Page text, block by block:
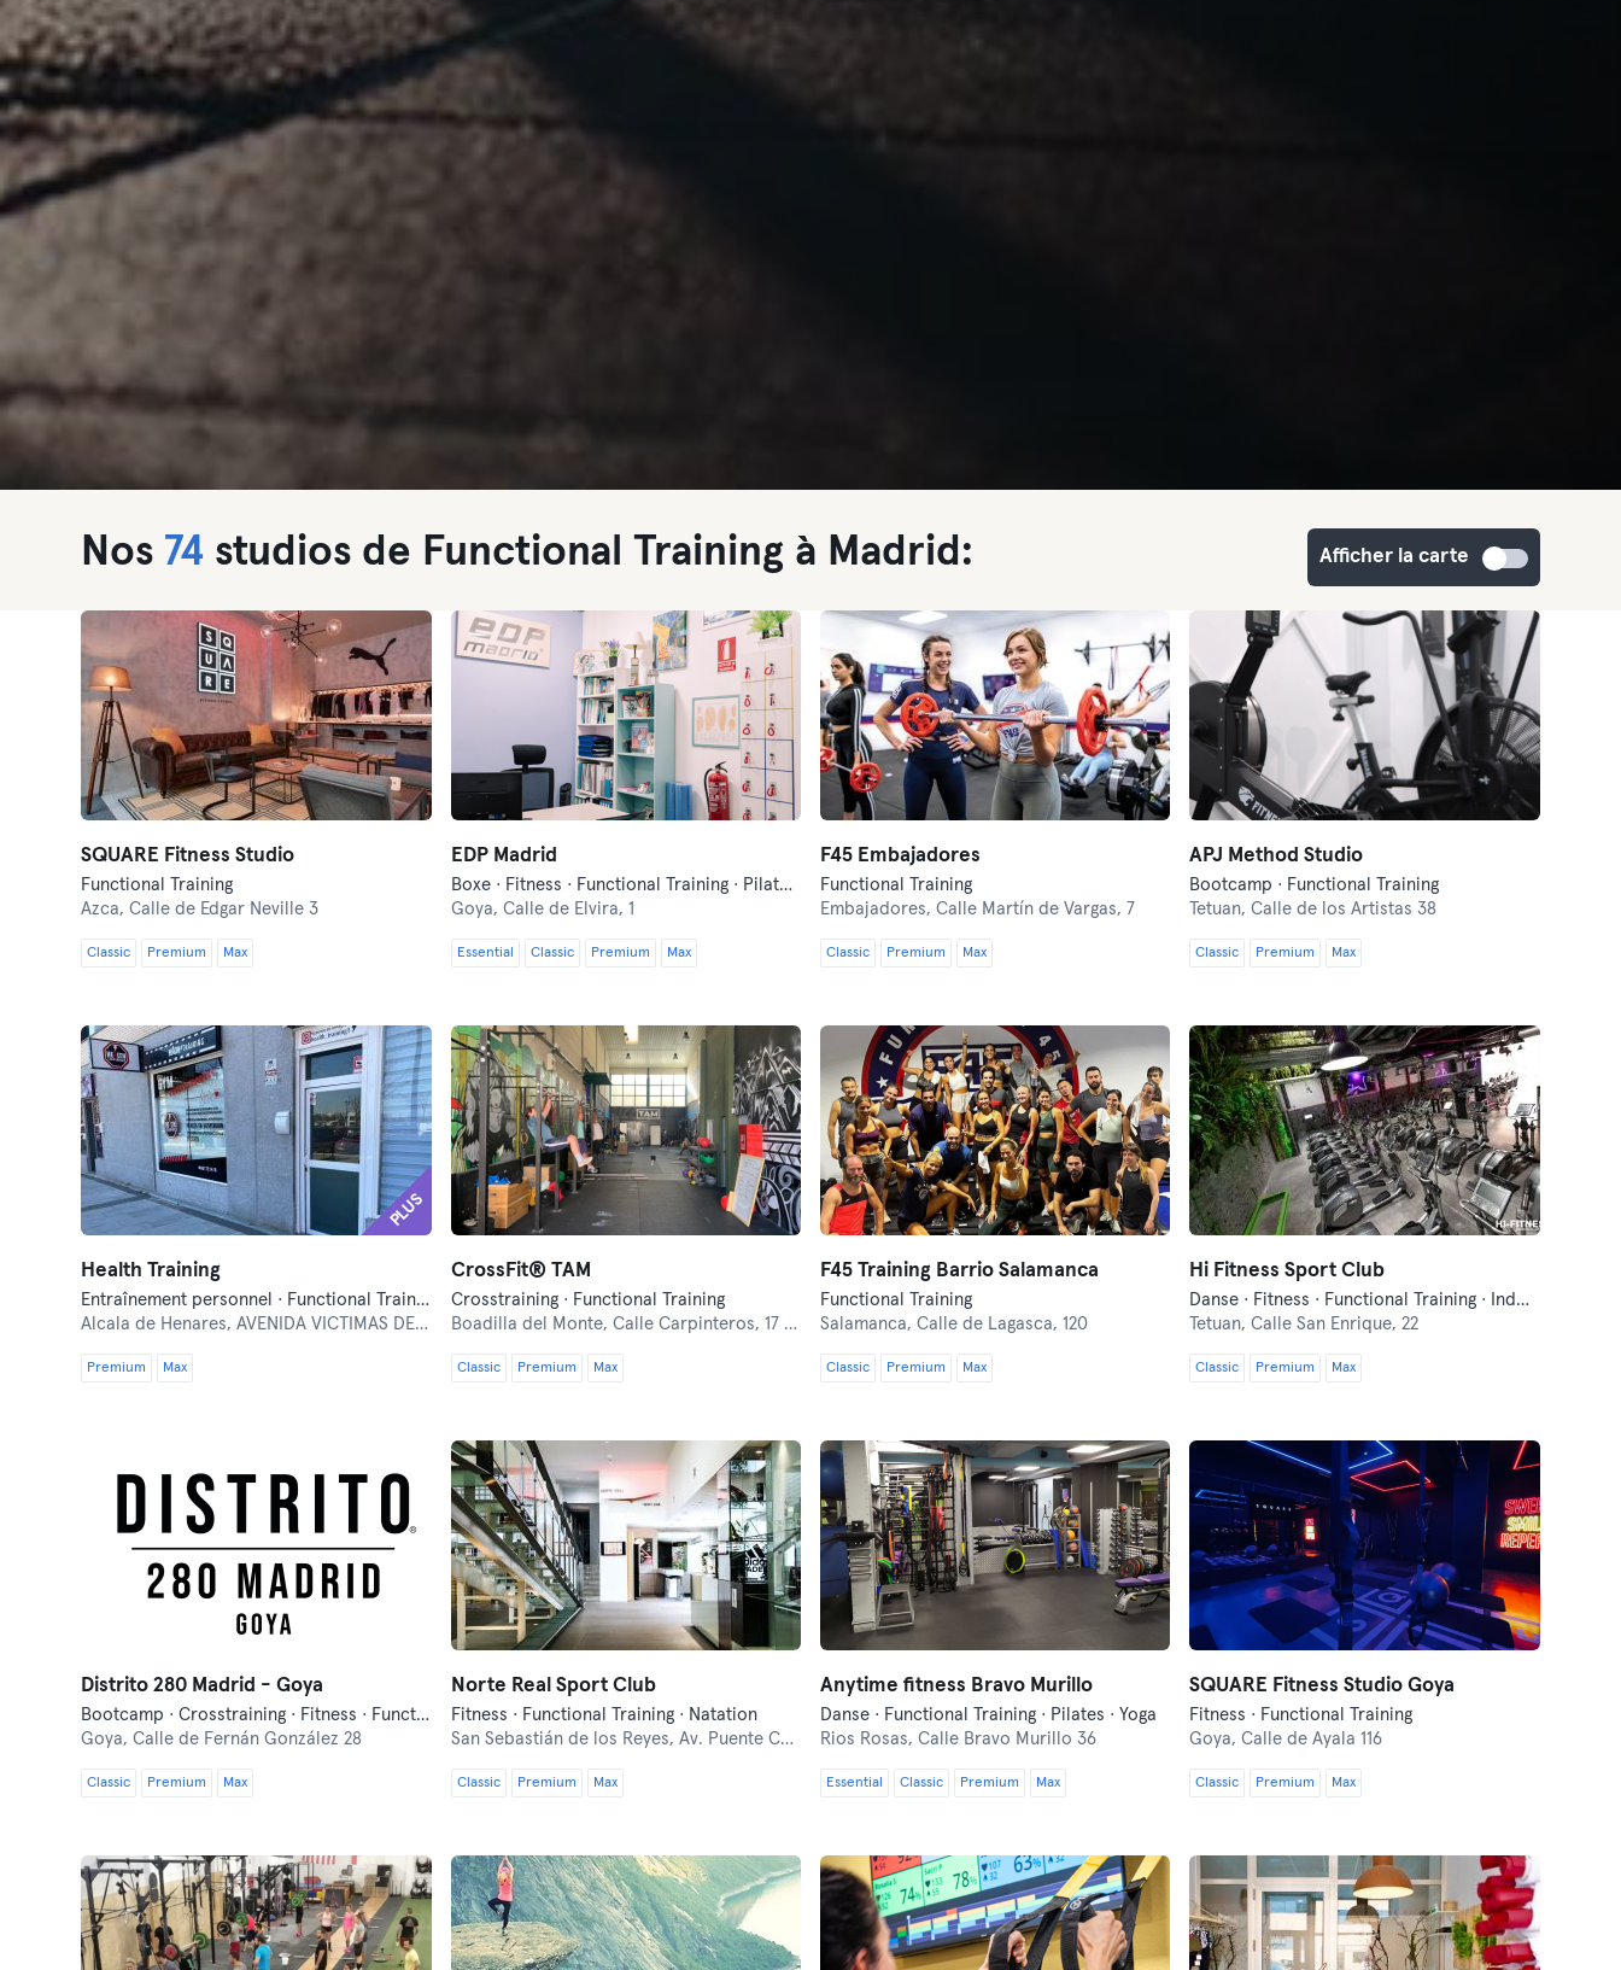
Nos 74 studios de Functional Training à Madrid: Afficher la carte
SQUARE Fitness Studio
Functional Training
Azca,Calle de Edgar Neville 3
Classic Premium Max
EDP Madrid
Boxe · Fitness · Functional Training · Pilates · Pilates Reformer
Goya, Calle de Elvira, 1
Essential Classic Premium Max
F45 Embajadores
Functional Training
Embajadores, Calle Martín de Vargas, 7
Classic Premium Max
APJ Method Studio
Bootcamp · Functional Training
Tetuan,Calle de los Artistas 38
Classic Premium Max
PLUS
Health Training
Entraînement personnel · Functional Training · Pilates · Électrostimulation (EMS)
Alcala de Henares,AVENIDA VICTIMAS DEL TERRORISMO, 13, LOCAL 2
Premium Max
CrossFit® TAM
Crosstraining · Functional Training
Boadilla del Monte, Calle Carpinteros, 17 Nave 1, Boadilla del monte
Classic Premium Max
F45 Training Barrio Salamanca
Functional Training
Salamanca, Calle de Lagasca, 120
Classic Premium Max
Hi Fitness Sport Club
Danse · Fitness · Functional Training · Indoor Cycling · Pilates · Yoga
Tetuan,Calle San Enrique, 22
Classic Premium Max
Distrito 280 Madrid - Goya
Bootcamp · Crosstraining · Fitness · Functional Training · Pilates
Goya,Calle de Fernán González 28
Classic Premium Max
Norte Real Sport Club
Fitness · Functional Training · Natation
San Sebastián de los Reyes, Av. Puente Cultural, 1
Classic Premium Max
Anytime fitness Bravo Murillo
Danse · Functional Training · Pilates · Yoga
Rios Rosas, Calle Bravo Murillo 36
Essential Classic Premium Max
SQUARE Fitness Studio Goya
Fitness · Functional Training
Goya,Calle de Ayala 116
Classic Premium Max